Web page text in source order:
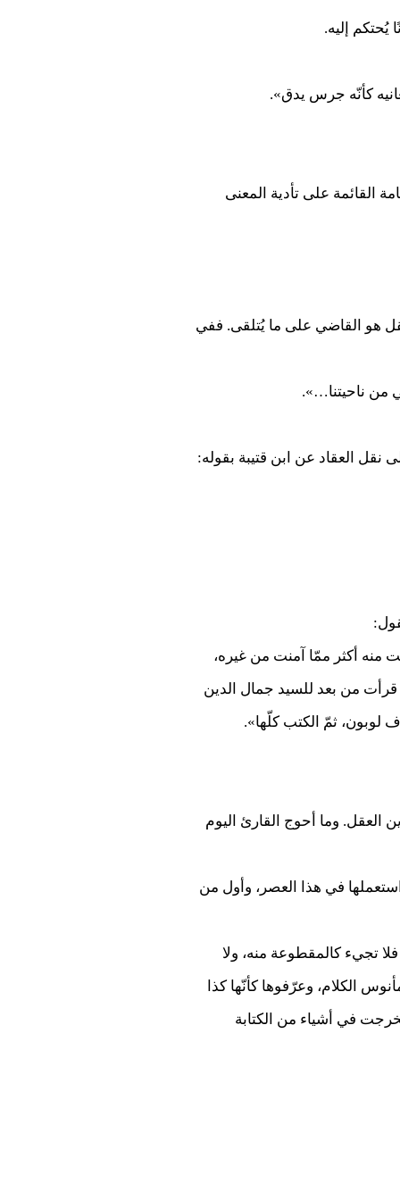
يُحتكم إليه.
كأنّه جرس يدق».
القائمة على تأدية المعنى
هو القاضي على ما يُتلقى. ففي
من ناحيتنا…».
نقل العقاد عن ابن قتيبة بقوله:
منه أكثر ممّا آمنت من غيره،
من بعد للسيد جمال الدين
لوبون، ثمّ الكتب كلّها».
والنقد، وتكوين العقل. وما أحوج القارئ اليوم
في هذا العصر، وأول من
فلا تجيء كالمقطوعة منه، ولا
الكلام، وعرّفوها كأنّها كذا
في أشياء من الكتابة